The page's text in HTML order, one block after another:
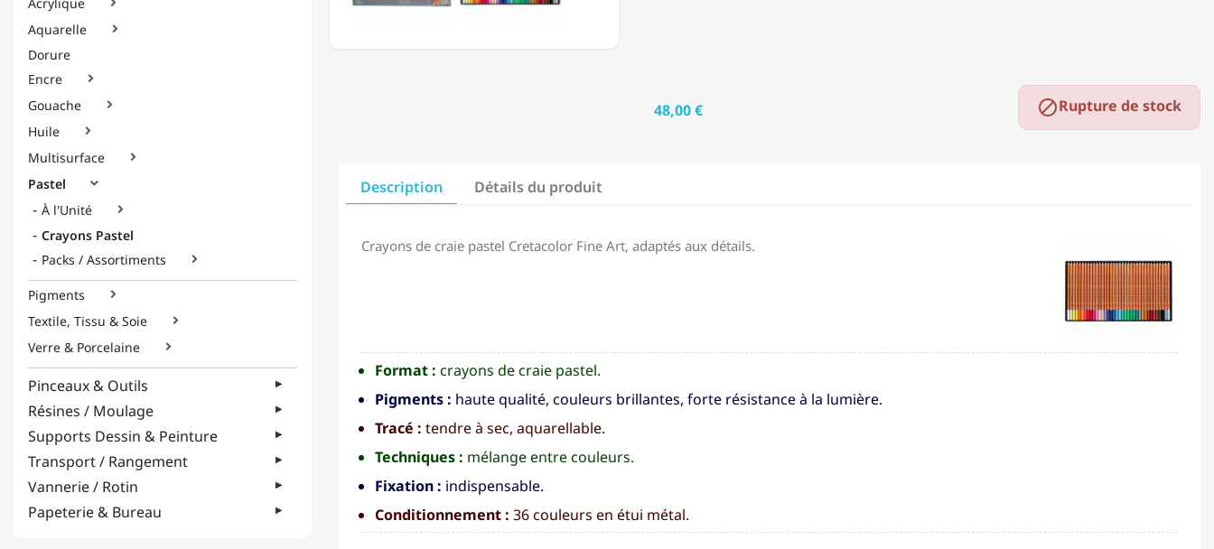
Aquarelle 
Dorure
Encre

Gouache 
Huile 
Multisurface 
Pastel 
À l'Unité 
Crayons Pastel
Packs / Assortiments

Pigments 
Textile, Tissu & Soie 
Verre & Porcelaine 
Pinceaux & Outils
Résines / Moulage
Supports Dessin & Peinture
Transport / Rangement
Vannerie / Rotin
Papeterie & Bureau
48,00 € Rupture de stock
Description Détails du produit
Crayons de craie pastel Cretacolor Fine Art, adaptés aux détails.
Format : crayons de craie pastel.
Pigments : haute qualité, couleurs brillantes, forte résistance à la lumière.
Tracé : tendre à sec, aquarellable.
Techniques : mélange entre couleurs.
Fixation : indispensable.
Conditionnement : 36 couleurs en étui métal.